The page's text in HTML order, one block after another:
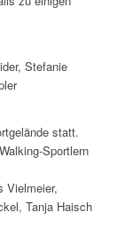
Stefanie
statt.
Sportlern
Vielmeier,
Tanja Haisch